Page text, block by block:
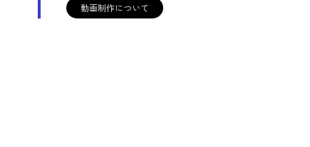
動画制作について